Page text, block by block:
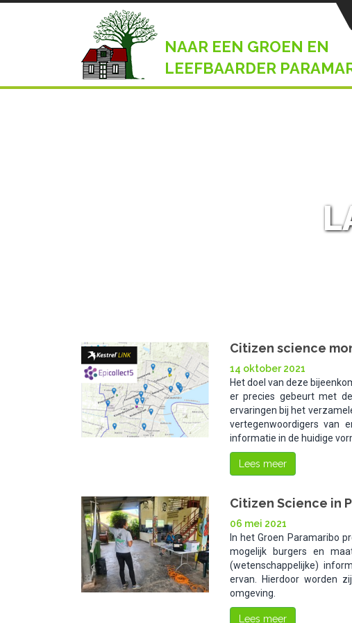
NAAR EEN GROEN EN
LEEFBAARDER
Citizen science
14 oktober 2021
Het doel van deze
er precies gebeurt met
ervaringen bij het
vertegenwoordigers van
informatie in de huidige
Lees meer
Citizen Science in
06 mei 2021
In het Groen Paramaribo
mogelijk burgers en
(wetenschappelijke)
ervan. Hierdoor worden
omgeving.
Lees meer